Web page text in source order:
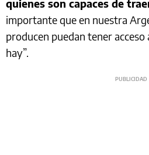
quienes son capaces de
importante que en nuestra
producen puedan tener acceso
hay”.